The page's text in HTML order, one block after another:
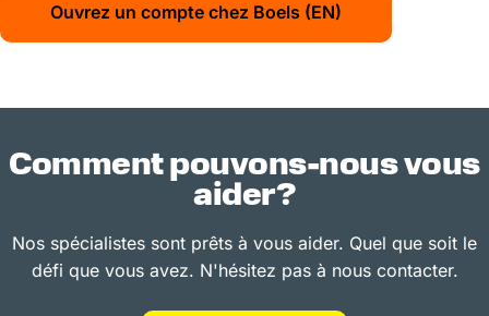
Ouvrez un compte chez Boels (EN)
Comment pouvons-nous vous
aider?
Nos spécialistes sont prêts à vous aider. Quel que soit le
défi que vous avez. N'hésitez pas à nous contacter.